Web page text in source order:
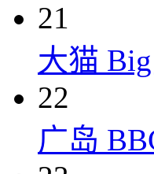
21
大猫
22
广岛